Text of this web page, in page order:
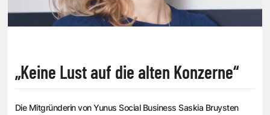
„Keine Lust auf die alten Konzerne“
Die Mitgründerin von Yunus Social Business Saskia Bruysten